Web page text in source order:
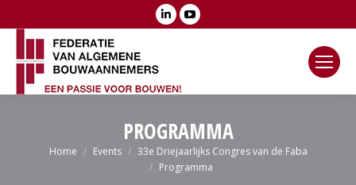
Linkedin
new
YouTube
new
PROGRAMMA
Je bent hier:
Home Events
33e Driejaarlijks Congres van de Faba
Programma